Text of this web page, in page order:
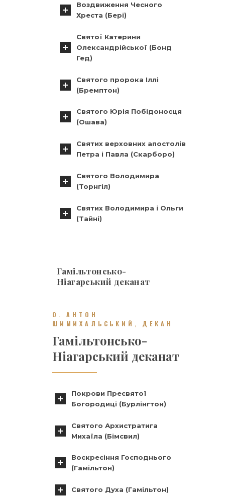
Воздвиження Чесного
Хреста (Бері)
Святої Катерини
Олександрійської (Бонд
Гед)
Святого пророка Іллі
(Бремптон)
Святого Юрія Побідоносця
(Ошава)
Святих верховних апостолів
Петра і Павла (Скарборо)
Святого Володимира
(Торнгіл)
Святих Володимира і Ольги
(Тайні)
Гамільтонсько-
Ніагарський деканат
О. АНТОН
ШИМИХАЛЬСЬКИЙ, ДЕКАН
Гамільтонсько-
Ніагарський деканат
Покрови Пресвятої
Богородиці (Бурлінгтон)
Святого Архистратига
Михаїла (Бімсвил)
Воскресіння Господнього
(Гамільтон)
Святого Духа (Гамільтон)